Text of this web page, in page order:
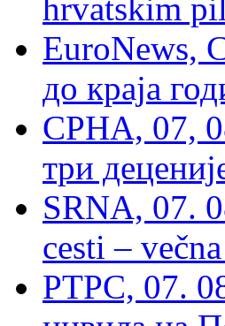
hrvatskim
EuroNews,
до краја
СРНА, 07,
три
SRNA, 07.
cesti –
РТРС, 07.